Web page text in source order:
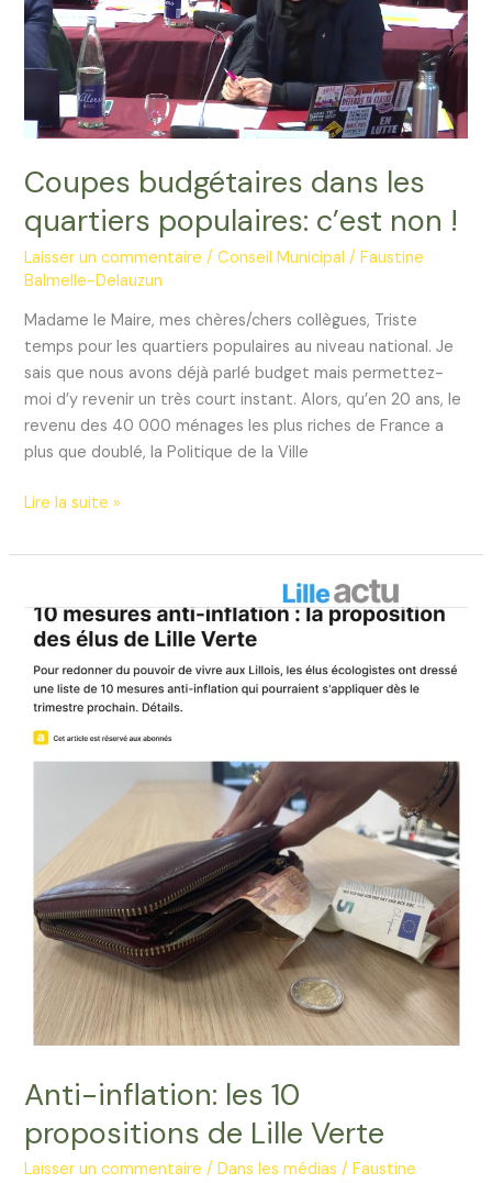
Coupes budgétaires dans les
quartiers populaires: c’est non !
Laisser un commentaire /Conseil Municipal /Faustine
Balmelle-Delauzun
Madame le Maire, mes chères/chers collègues, Triste
temps pour les quartiers populaires au niveau national. Je
sais que nous avons déjà parlé budget mais permettez-
moi d’y revenir un très court instant. Alors, qu’en 20 ans, le
revenu des 40 000 ménages les plus riches de France a
plus que doublé, la Politique de la Ville
Coupes
dans
quartiers
populaires:
c’est
non
Lire la suite »
Anti-inflation: les 10
propositions de Lille Verte
Laisser un commentaire /Dans les médias /Faustine